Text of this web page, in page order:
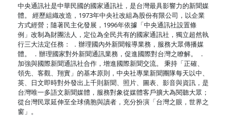
中央通訊社是中華民國的國家通訊社，是台灣最具影響力的新聞媒
體。 經歷組織改造，1973年中央社改組為股份有限公司，以企業
方式經營；隨著民主化發展，1996年依據「中央通訊社設置條
例」改制為財團法人，定位為全民共有的國家通訊社，獨立超然執
行三大法定任務： ．辦理國內外新聞報導業務，服務大眾傳播媒
體。 ．辦理國家對外新聞通訊業務，促進國際對台灣之瞭解。 ．
加強與國際新聞通訊社合作，增進國際新聞交流。 秉持「正確、
領先、客觀、翔實」的基本原則，中央社專業新聞團隊每天以中、
英、日文即時對外發出上千則新聞、照片、圖表、影音與資訊，是
台灣唯一多語文新聞媒體，服務對象從媒體客戶擴大為閱聽大眾；
從台灣民眾延伸至全球僑胞與讀者，充分扮演「台灣之眼，世界之
窗」。